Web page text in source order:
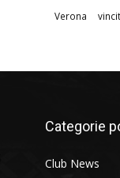
Verona
Categorie
Club News